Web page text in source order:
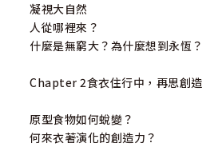
凝視大自然
人從哪裡來？
什麼是無窮大？為什麼想到永恆？
Chapter 2食衣住行中，再思創造
原型食物如何蛻變？
何來衣著演化的創造力？